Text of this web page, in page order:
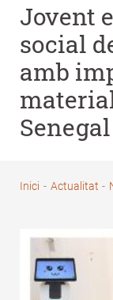
Jovent
social
amb
Inici - Actualitat -